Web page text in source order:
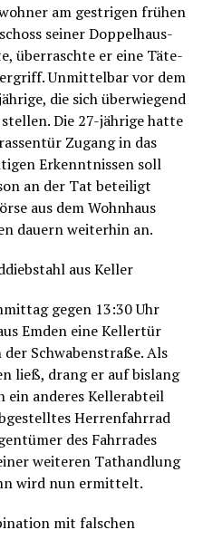
am gest­ri­gen frü­hen
sei­ner Dop­pel­haus­
über­rasch­te er eine Täte­
Unmit­tel­bar vor dem
die sich über­wie­gend
Die 27-jäh­ri­ge hat­te
Zugang in das
Erkennt­nis­sen soll
an der Tat betei­ligt
aus dem Wohn­haus
dau­ern wei­ter­hin an.
aus Keller
gegen 13:30 Uhr
Emden eine Kel­ler­tür
Schwa­ben­stra­ße. Als
ließ, drang er auf bis­lang
ein ande­res Kel­ler­ab­teil
Her­ren­fahr­rad
des Fahr­ra­des
wei­te­ren Tat­hand­lung
wird nun ermittelt.
mit fal­schen